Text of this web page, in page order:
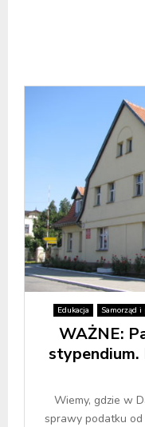
Edukacja Samorząd i
WAŻNE:
stypendium.
Wiemy, gdzie w
sprawy podatku